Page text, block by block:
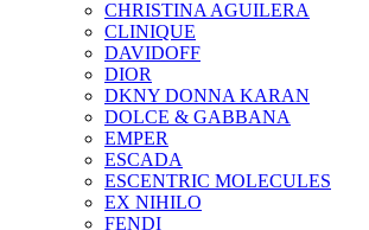
CHRISTINA AGUILERA
CLINIQUE
DAVIDOFF
DIOR
DKNY DONNA KARAN
DOLCE & GABBANA
EMPER
ESCADA
ESCENTRIC MOLECULES
EX NIHILO
FENDI